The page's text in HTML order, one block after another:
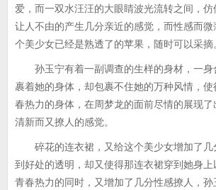
爱，而一双水汪汪的大眼睛波光流转之间，仿
让人不由的产生几分亲近的感觉，而性感而
个美少女已经是熟透了的苹果，随时可以采摘
孙玉宁有着一副调查的生样的身材，一身
裹着她的身体，却包裹不住她的万种风情，
春热力的身体，在周梦龙的面前尽情的展现
清新而又撩人的感觉。
碎花的连衣裙，又给这个美少女增加了几
到好处的透明，却又使得那连衣裙穿到她身
青春热力的同时，又增加了几分性感撩人，